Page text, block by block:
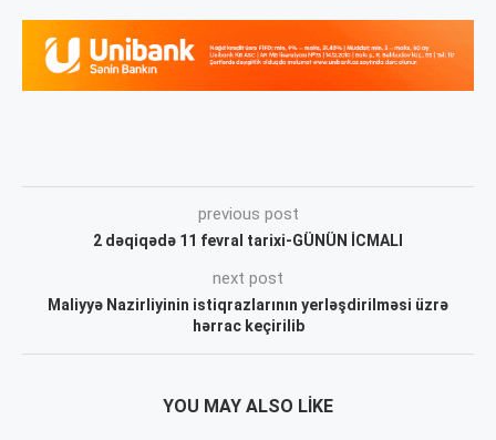
previous post
2 dəqiqədə 11 fevral tarixi-GÜNÜN İCMALI
next post
Maliyyə Nazirliyinin istiqrazlarının yerləşdirilməsi üzrə
hərrac keçirilib
YOU MAY ALSO LIKE